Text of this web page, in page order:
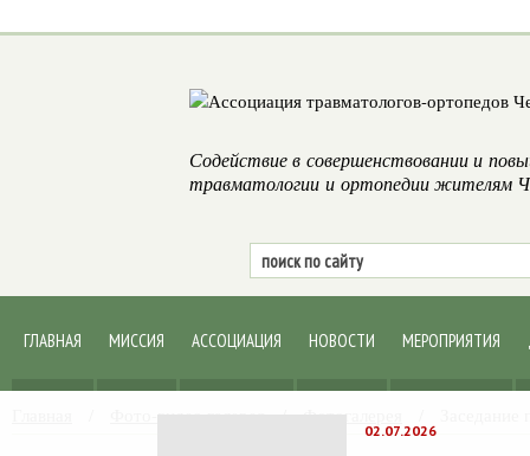
Содействие в совершенствовании и
травматологии и ортопедии жителям
ГЛАВНАЯ МИССИЯ АССОЦИАЦИЯ НОВОСТИ МЕРОПРИЯТИЯ
02.07.2026
Фото-видео галерея / Фотогалерея